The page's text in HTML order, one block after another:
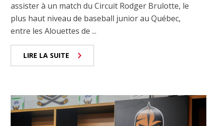
assister à un match du Circuit Rodger Brulotte, le
plus haut niveau de baseball junior au Québec,
entre les Alouettes de ...
LIRE LA SUITE